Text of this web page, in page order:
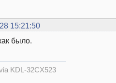
15:21:50
было.
KDL-32CX523